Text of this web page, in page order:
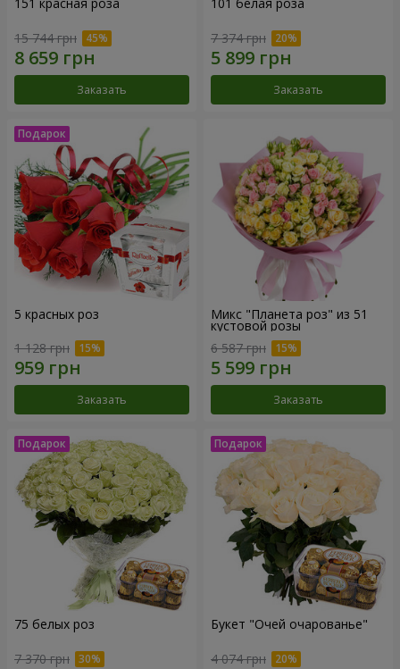
15 744 грн
Заказать
7 374 грн
Заказать
5 красных роз
1 128 грн
Заказать
Микс "Планета роз" из 51
кустовой розы
6 587 грн
Заказать
75 белых роз
7 370 грн
Букет "Очей очарованье"
4 074 грн